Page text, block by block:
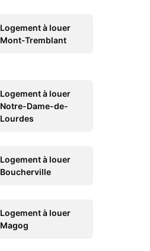
Logement à louer
Mont-Tremblant
Logement à louer
Notre-Dame-de-
Lourdes
Logement à louer
Boucherville
Logement à louer
Magog